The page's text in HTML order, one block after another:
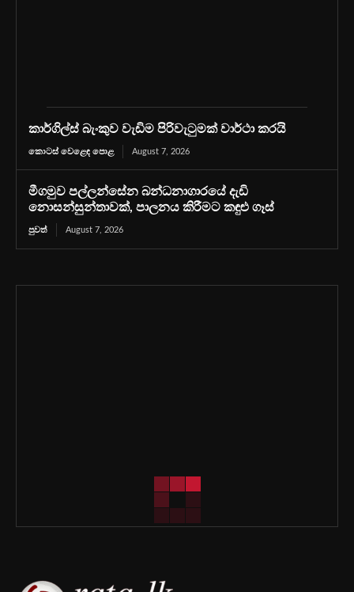
කාර්ගිල්ස් බැංකුව වැඩිම පිරිවැටුමක් වාර්ථා කරයි
කොටස් වෙළෙඳ පොළ August 7, 2026
මීගමුව පල්ලන්සේන බන්ධනාගාරයේ දැඩි
නොසන්සුන්තාවක්, පාලනය කිරීමට කඳුළු ගෑස්
පුවත් August 7, 2026